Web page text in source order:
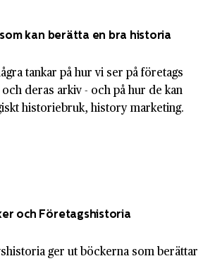
kan berätta en bra historia
tankar på hur vi ser på företags
deras arkiv - och på hur de kan
historiebruk, history marketing.
och Företagshistoria
ger ut böckerna som berättar